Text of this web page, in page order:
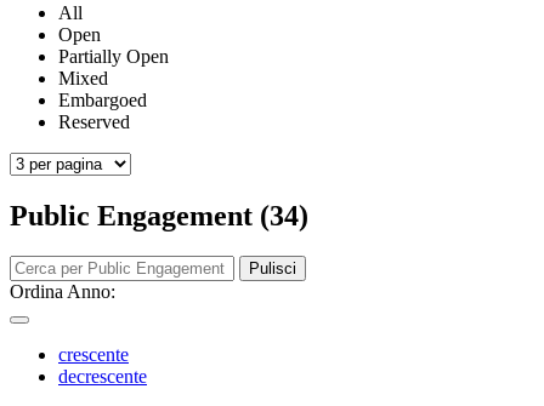
All
Open
Partially Open
Mixed
Embargoed
Reserved
Public Engagement (34)
Pulisci
Ordina Anno:
crescente
decrescente